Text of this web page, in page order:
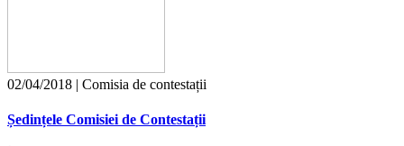
02/04/2018 | Comisia de contestații
Ședințele Comisiei de Contestații